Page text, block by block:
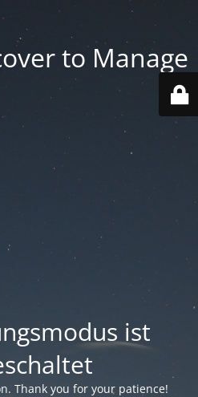
to Manage
ist
Thank you for your patience!